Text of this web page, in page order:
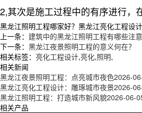
2,其次是施工过程中的有序进行，
黑龙江照明工程哪家好？黑龙江亮化工程设
上一条： 建筑中的黑龙江照明工程有哪些注意
下一条： 黑龙江夜景照明工程的意义何在？
相关标签： 亮化工程设计,亮化,照明,
相关新闻
黑龙江夜景照明工程：点亮城市夜色2026-
黑龙江亮化工程设计：雕琢城市夜景2026-
黑龙江照明工程：打造城市新风貌2026-06-
相关产品